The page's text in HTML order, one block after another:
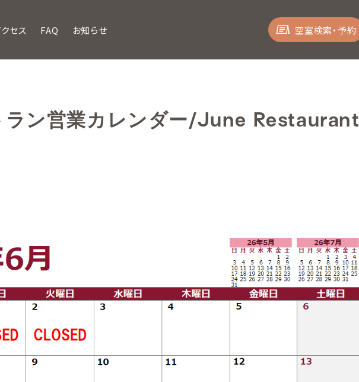
セス FAQ お知らせ 空室検索・予約
ラン営業カレンダー/June Restaurant